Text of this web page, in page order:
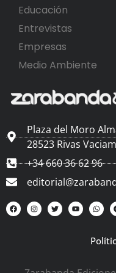
Educación
Entrevistas
Empresas
Medio Ambiente
Plaza del Moro
28523 Rivas
+34 660 36 62 96